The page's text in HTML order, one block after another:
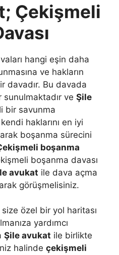
Çekişmeli
hangi eşin daha
ve hakların
davadır. Bu davada
sunulmaktadır ve Şile
bir savunma
haklarını en iyi
boşanma sürecini
boşanma
boşanma davası
avukat ile dava açma
görüşmelisiniz.
size özel bir yol haritası
yardımcı
Şile avukat ile birlikte
halinde çekişmeli